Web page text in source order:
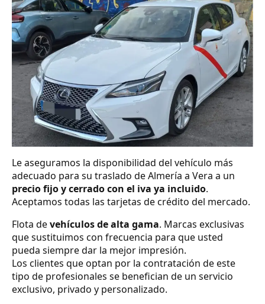
Le aseguramos la disponibilidad del vehículo más
adecuado para su traslado de Almería a Vera a un
precio fijo y cerrado con el iva ya incluido.
Aceptamos todas las tarjetas de crédito del mercado.
Flota devehículos de alta gama. Marcas exclusivas
que sustituimos con frecuencia para que usted
pueda siempre dar la mejor impresión.
Los clientes que optan por la contratación de este
tipo de profesionales se benefician de un servicio
exclusivo, privado y personalizado.